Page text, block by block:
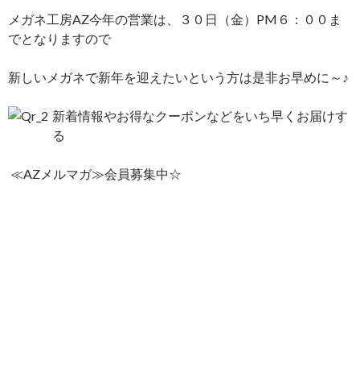
メガネ工房AZ今年の営業は、３０日（金）PM６：００ま
でとなりますので
新しいメガネで新年を迎えたいという方は是非お早めに～♪
新着情報やお得なクーポンなどをいち早くお届けす
る
≪AZメルマガ≫会員募集中☆